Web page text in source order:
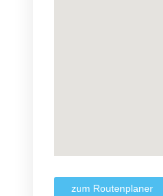
zum Routenplaner